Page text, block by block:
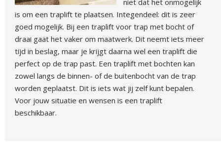
niet dat het onmogelijk
is om een traplift te plaatsen. Integendeel: dit is zeer
goed mogelijk. Bij een traplift voor trap met bocht of
draai gaat het vaker om maatwerk. Dit neemt iets meer
tijd in beslag, maar je krijgt daarna wel een traplift die
perfect op de trap past. Een traplift met bochten kan
zowel langs de binnen- of de buitenbocht van de trap
worden geplaatst. Dit is iets wat jij zelf kunt bepalen.
Voor jouw situatie en wensen is een traplift
beschikbaar.